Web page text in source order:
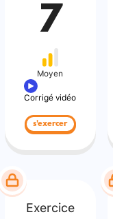
7
Moyen
Corrigé vidéo
s'exercer
Exercice